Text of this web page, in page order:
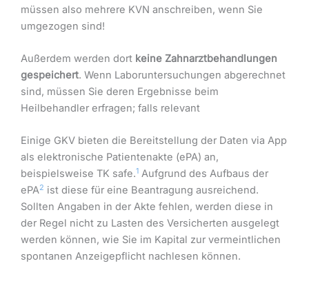
müssen also mehrere KVN anschreiben, wenn Sie
umgezogen sind!
Außerdem werden dort keine Zahnarztbehandlungen
gespeichert. Wenn Laboruntersuchungen abgerechnet
sind, müssen Sie deren Ergebnisse beim
Heilbehandler erfragen; falls relevant
Einige GKV bieten die Bereitstellung der Daten via App
als elektronische Patientenakte (ePA) an,
beispielsweise TK safe.1 Aufgrund des Aufbaus der
ePA2 ist diese für eine Beantragung ausreichend.
Sollten Angaben in der Akte fehlen, werden diese in
der Regel nicht zu Lasten des Versicherten ausgelegt
werden können, wie Sie im Kapital zur vermeintlichen
spontanen Anzeigepflicht nachlesen können.